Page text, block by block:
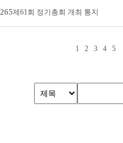
265제61회 정기총회 개최 통지
1 2 3 4 5